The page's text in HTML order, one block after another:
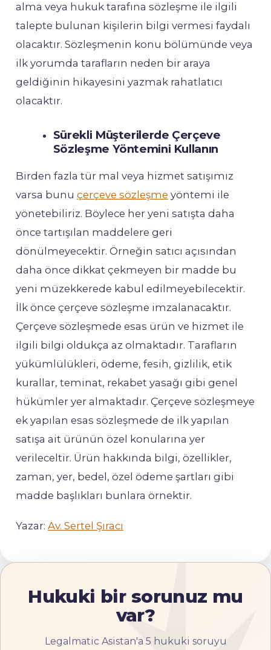
alma veya hukuk tarafına sözleşme ile ilgili
talepte bulunan kişilerin bilgi vermesi faydalı
olacaktır. Sözleşmenin konu bölümünde veya
ilk yorumda tarafların neden bir araya
geldiğinin hikayesini yazmak rahatlatıcı
olacaktır.
Sürekli Müşterilerde Çerçeve
Sözleşme Yöntemini Kullanın
Birden fazla tür mal veya hizmet satışımız
varsa bunu çerçeve sözleşme yöntemi ile
yönetebiliriz. Böylece her yeni satışta daha
önce tartışılan maddelere geri
dönülmeyecektir. Örneğin satıcı açısından
daha önce dikkat çekmeyen bir madde bu
yeni müzekkerede kabul edilmeyebilecektir.
İlk önce çerçeve sözleşme imzalanacaktır.
Çerçeve sözleşmede esas ürün ve hizmet ile
ilgili bilgi oldukça az olmaktadır. Tarafların
yükümlülükleri, ödeme, fesih, gizlilik, etik
kurallar, teminat, rekabet yasağı gibi genel
hükümler yer almaktadır. Çerçeve sözleşmeye
ek yapılan esas sözleşmede de ilk yapılan
satışa ait ürünün özel konularına yer
verileceltir. Ürün hakkında bilgi, özellikler,
zaman, yer, bedel, özel ödeme şartları gibi
madde başlıkları bunlara örnektir.
Yazar: Av. Sertel Şıracı
Hukuki bir sorunuz mu
var?
Legalmatic Asistan'a 5 hukuki soruyu